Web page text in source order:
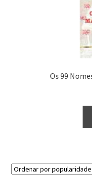
Os 99